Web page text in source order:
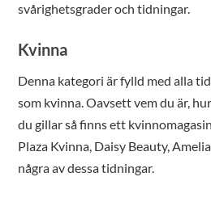
svårighetsgrader och tidningar.
Kvinna
Denna kategori är fylld med alla
som kvinna. Oavsett vem du är,
du gillar så finns ett
Plaza Kvinna, Daisy Beauty,
några av dessa tidningar.